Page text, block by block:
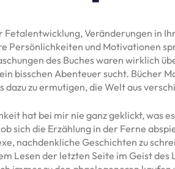
Veränderungen in
und Motivationen
des Buches waren wirklich
bisschen Abenteuer sucht. Bücher
zu ermutigen, die Welt aus
hat bei mir nie ganz geklickt, was
sich die Erzählung in der Ferne
nachdenkliche Geschichten zu
Lesen der letzten Seite im Geist